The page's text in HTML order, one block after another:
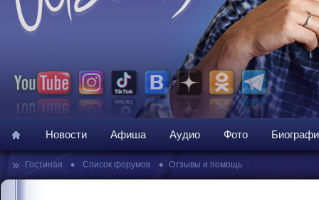
Новости Афиша Аудио Фото
» Гостиная • Список форумов • Отзывы и помощь